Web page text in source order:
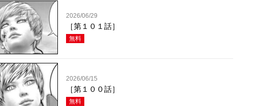
2026/06/29
［第１０１話］
無料
2026/06/15
［第１００話］
無料